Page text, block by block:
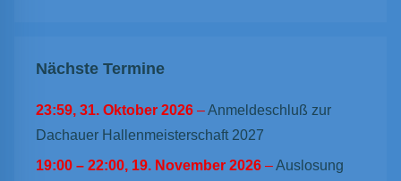
Nächste Termine
23:59, 31. Oktober 2026 –Anmeldeschluß zur
Dachauer Hallenmeisterschaft 2027
19:00 – 22:00, 19. November 2026 –Auslosung